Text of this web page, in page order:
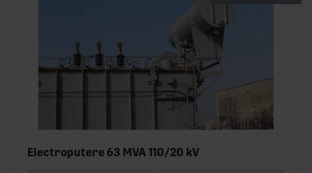
Electroputere 63 MVA 110/20 kV